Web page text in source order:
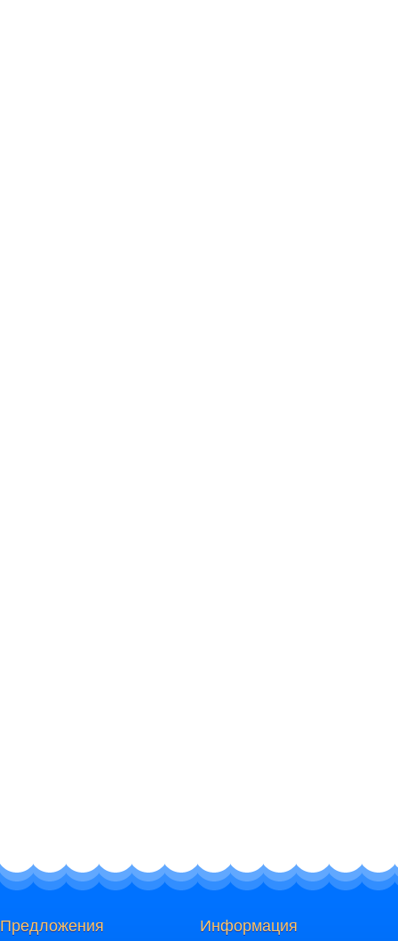
Предложения Информация